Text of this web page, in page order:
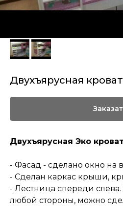
Двухъярусная
Двухъярусная Эко
- Фасад - сделано окно на
- Сделан каркас крыши,
- Лестница спереди
любой стороны, можно